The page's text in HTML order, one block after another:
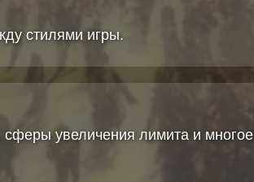
стилями игры.
увеличения лимита и многое